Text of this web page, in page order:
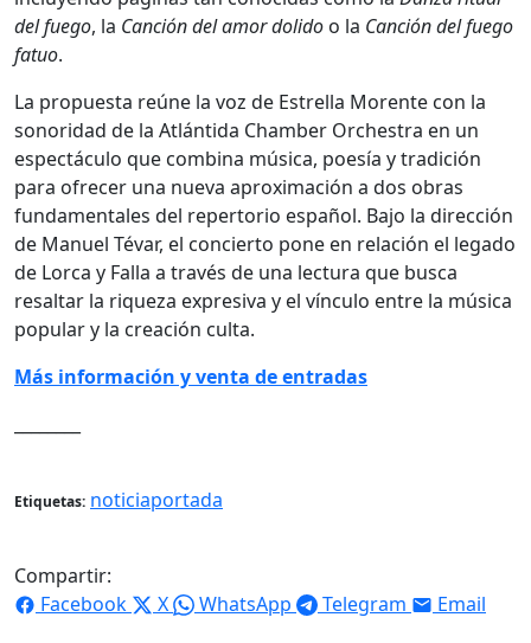
del fuego, la Canción del amor dolido o la Canción del fuego
fatuo.
La propuesta reúne la voz de Estrella Morente con la
sonoridad de la Atlántida Chamber Orchestra en un
espectáculo que combina música, poesía y tradición
para ofrecer una nueva aproximación a dos obras
fundamentales del repertorio español. Bajo la dirección
de Manuel Tévar, el concierto pone en relación el legado
de Lorca y Falla a través de una lectura que busca
resaltar la riqueza expresiva y el vínculo entre la música
popular y la creación culta.
Más información y venta de entradas
Etiquetas: noticiaportada
Compartir:
Facebook
X WhatsApp Telegram Email